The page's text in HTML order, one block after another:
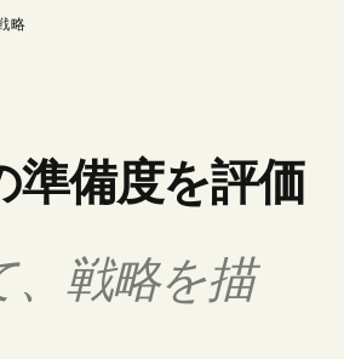
無料相談を予約する
略
準備度を評価
、戦略を描